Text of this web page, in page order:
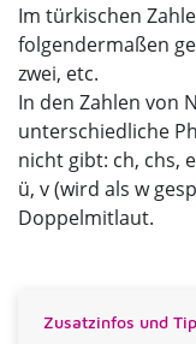
Im türkischen
folgendermaßen
zwei, etc.
​​​​​​​In den Zahlen von
unterschiedliche
nicht gibt: ch, chs,
ü, v (wird als w
Doppelmitlaut.
Zusatzinfos und